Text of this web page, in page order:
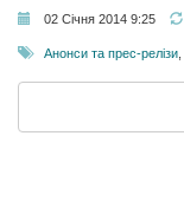
02 Січня 2014 9:25
Анонси та прес-релізи